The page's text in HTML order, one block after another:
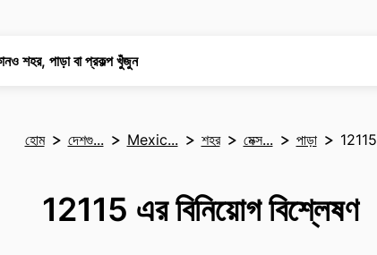
শহর, পাড়া বা প্রকল্প খুঁজুন
হোম দেশগু... Mexic... শহর মেক্স... পাড়া 12115
12115 এর বিনিয়োগ বিশ্লেষণ